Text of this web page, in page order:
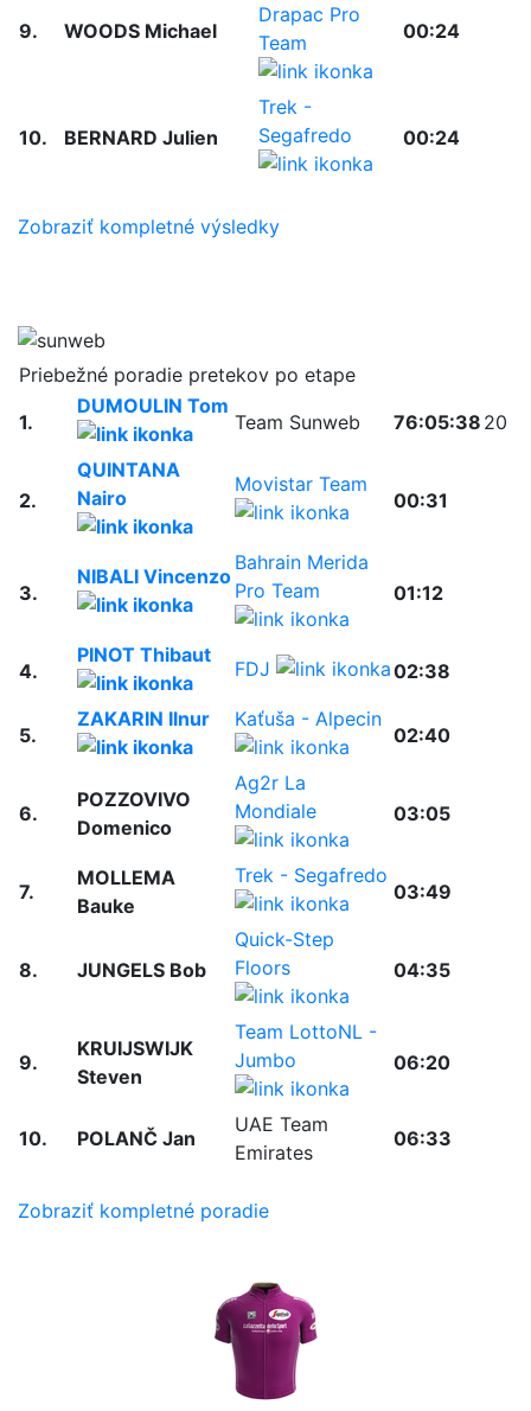
9. WOODS Michael
Drapac Pro
Team
00:24
10. BERNARD Julien
Trek -
Segafredo
00:24
Zobraziť kompletné výsledky
Priebežné poradie pretekov po etape
1.
DUMOULIN Tom
Team Sunweb 76:05:38 20
2.
QUINTANA
Nairo
Movistar Team
00:31
3.
NIBALI Vincenzo
Bahrain Merida
Pro Team
01:12
4.
PINOT Thibaut
FDJ 02:38
5.
ZAKARIN Ilnur Kaťuša - Alpecin
02:40
6.
POZZOVIVO
Domenico
Ag2r La
Mondiale
03:05
7.
MOLLEMA
Bauke
Trek - Segafredo
03:49
8. JUNGELS Bob
Quick-Step
Floors
04:35
9.
KRUIJSWIJK
Steven
Team LottoNL -
Jumbo
06:20
10. POLANČ Jan
UAE Team
Emirates
06:33
Zobraziť kompletné poradie